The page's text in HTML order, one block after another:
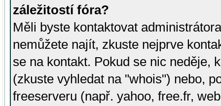
záležitostí fóra?
Měli byste kontaktovat
nemůžete najít, zkuste nejprve
se na kontakt. Pokud se nic neděje,
(zkuste vyhledat na "whois") nebo,
freeserveru (např. yahoo, free.fr,